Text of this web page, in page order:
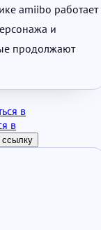
amiibo работает
и
продолжают
в
в
ссылку